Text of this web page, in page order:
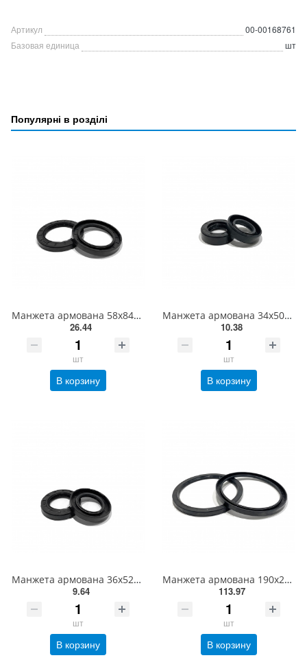
Артикул
00-00168761
Базовая единица
шт
Популярні в розділі
Манжета армована 58х84х16-2.2 імп.
26.44
шт
В корзину
Манжета армована 34х50х7-1.2 імп.
10.38
шт
В корзину
Манжета армована 36х52х10-2.2 імп.
9.64
шт
В корзину
Манжета армована 190x220x15-1.2 імп.
113.97
шт
В корзину